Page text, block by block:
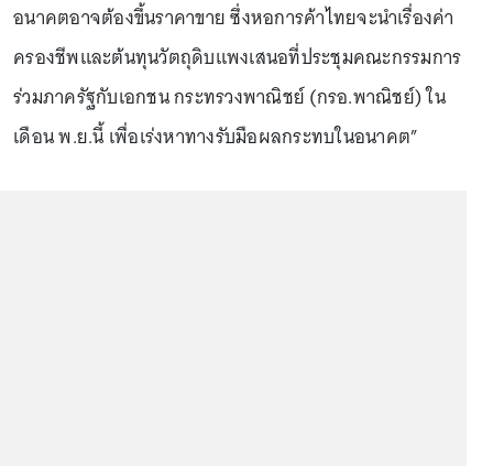
อนาคตอาจต้องขึ้นราคาขาย ซึ่งหอการค้าไทยจะนำเรื่องค่า
ครองชีพและต้นทุนวัตถุดิบแพงเสนอที่ประชุมคณะกรรมการ
ร่วมภาครัฐกับเอกชน กระทรวงพาณิชย์ (กรอ.พาณิชย์) ใน
เดือน พ.ย.นี้ เพื่อเร่งหาทางรับมือผลกระทบในอนาคต”